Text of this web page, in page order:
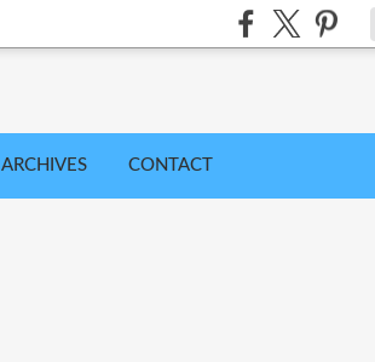
ARCHIVES CONTACT